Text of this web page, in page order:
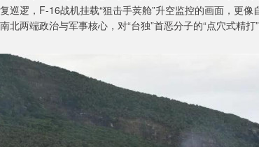
巡逻，F-16战机挂载“狙击手荚舱”升空监控的画面，更像
两端政治与军事核心，对“台独”首恶分子的“点穴式精打”